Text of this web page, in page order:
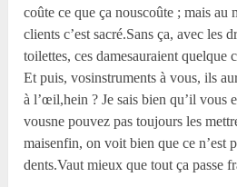
coûte ce que ça nouscoûte ; mais au
clients c’est sacré.Sans ça, avec les
toilettes, ces damesauraient quelque
Et puis, vosinstruments à vous, ils
à l’œil,hein ? Je sais bien qu’il vous
vousne pouvez pas toujours les
maisenfin, on voit bien que ce n’est
dents.Vaut mieux que tout ça passe